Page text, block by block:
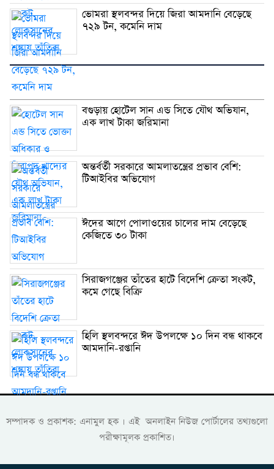
ভোমরা স্থলবন্দর দিয়ে জিরা আমদানি বেড়েছে
৭২৯ টন, কমেনি দাম
বগুড়ায় হোটেল সান এন্ড সিতে যৌথ অভিযান,
এক লাখ টাকা জরিমানা
অন্তর্বর্তী সরকারে আমলাতন্ত্রের প্রভাব বেশি:
টিআইবির অভিযোগ
ঈদের আগে পোলাওয়ের চালের দাম বেড়েছে
কেজিতে ৩০ টাকা
সিরাজগঞ্জের তাঁতের হাটে বিদেশি ক্রেতা সংকট,
কমে গেছে বিক্রি
হিলি স্থলবন্দরে ঈদ উপলক্ষে ১০ দিন বন্ধ থাকবে
আমদানি-রপ্তানি
সম্পাদক ও প্রকাশক: এনামুল হক । এই অনলাইন নিউজ পোর্টালের তথ্যগুলো
পরীক্ষামূলক প্রকাশিত।